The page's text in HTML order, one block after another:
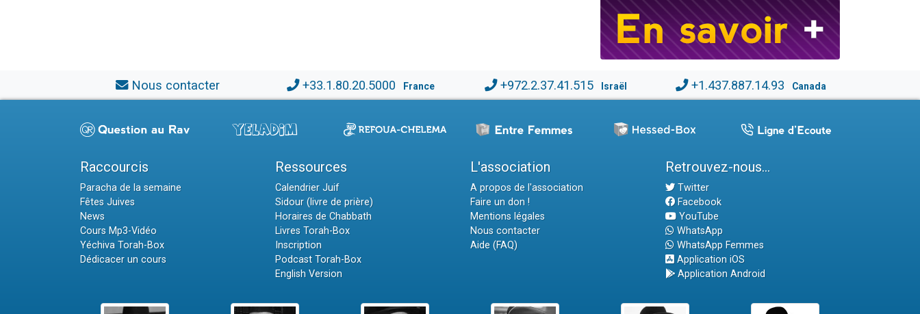
Nous contacter +33.1.80.20.5000 France +972.2.37.41.515 Israël +1.437.887.14.93 Canada
Raccourcis
Paracha de la semaine
Fêtes Juives
News
Cours Mp3-Vidéo
Yéchiva Torah-Box
Dédicacer un cours
Ressources
Calendrier Juif
Sidour (livre de prière)
Horaires de Chabbath
Livres Torah-Box
Inscription
Podcast Torah-Box
English Version
L'association
A propos de l'association
Faire un don !
Mentions légales
Nous contacter
Aide (FAQ)
Retrouvez-nous...
Twitter
Facebook
YouTube
WhatsApp
WhatsApp Femmes
Application iOS
Application Android